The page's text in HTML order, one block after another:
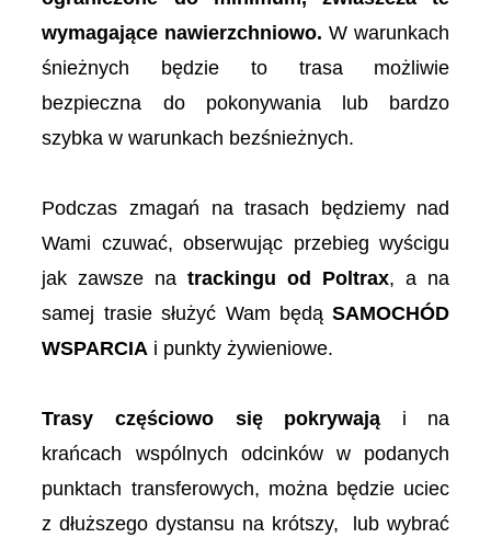
wymagające nawierzchniowo. W warunkach
śnieżnych będzie to trasa możliwie
bezpieczna do pokonywania lub bardzo
szybka w warunkach bezśnieżnych.
Podczas zmagań na trasach będziemy nad
Wami czuwać, obserwując przebieg wyścigu
jak zawsze natrackingu od Poltrax, a na
samej trasie służyć Wam będąSAMOCHÓD
WSPARCIA i punkty żywieniowe.
Trasy częściowo się pokrywają i na
krańcach wspólnych odcinków w podanych
punktach transferowych, można będzie uciec
z dłuższego dystansu na krótszy, lub wybrać